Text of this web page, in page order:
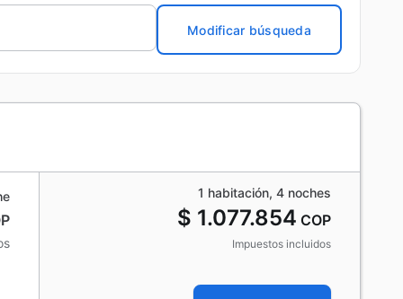
Modificar búsqueda
1 habitación, 4 noches
$ 1.077.854 COP
Impuestos incluidos